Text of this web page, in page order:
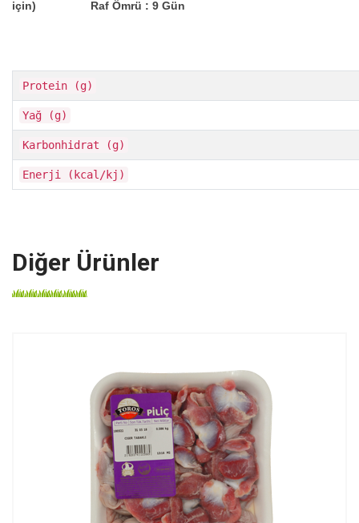
Raf Ömrü : 9 Gün
için)
Protein (g)
Yağ (g)
Karbonhidrat (g)
Enerji (kcal/kj)
Diğer Ürünler